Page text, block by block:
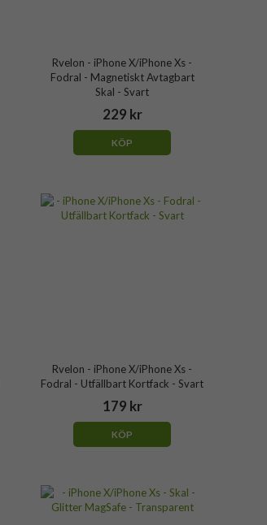
Rvelon - iPhone X/iPhone Xs -
Fodral - Magnetiskt Avtagbart
Skal - Svart
229 kr
KÖP
Rvelon - iPhone X/iPhone Xs -
Fodral - Utfällbart Kortfack - Svart
179 kr
KÖP